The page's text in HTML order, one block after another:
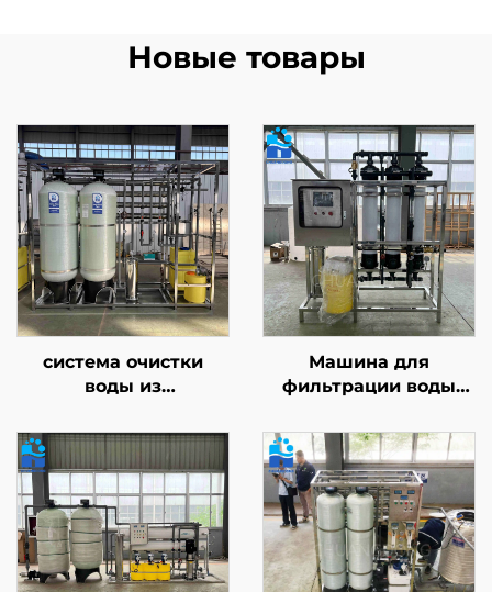
Новые товары
система очистки
воды из
с антикоррозионной
защитой,
производительность
3000 л/ч, установка
обратного осмоса для
проектов прямого
потребления
Машина для
фильтрации воды
установка очистки
методом обратного
осмоса (RO),
двухступенчатая
система, 20 т/л, в
продаже